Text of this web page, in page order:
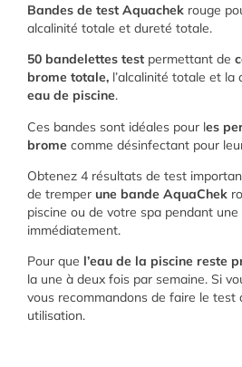
Bandes de test Aquachek rouge
alcalinité totale et dureté totale.
50 bandelettes test permettant de
brome totale, l’alcalinité totale et la
eau de piscine.
Ces bandes sont idéales pour les
brome comme désinfectant pour
Obtenez 4 résultats de test
de tremper une bande AquaChek
piscine ou de votre spa pendant
immédiatement.
Pour que l’eau de la piscine reste
la une à deux fois par semaine. Si
vous recommandons de faire le test
utilisation.